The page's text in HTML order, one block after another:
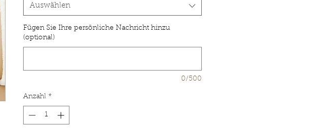
Auswählen
Fügen Sie Ihre persönliche Nachricht hinzu
(optional)
0/500
Anzahl *